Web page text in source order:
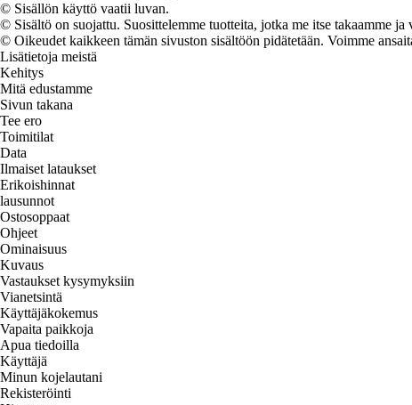
© Sisällön käyttö vaatii luvan.
© Sisältö on suojattu. Suosittelemme tuotteita, jotka me itse takaamme
© Oikeudet kaikkeen tämän sivuston sisältöön pidätetään. Voimme
Lisätietoja meistä
Kehitys
Mitä edustamme
Sivun takana
Tee ero
Toimitilat
Data
Ilmaiset lataukset
Erikoishinnat
lausunnot
Ostosoppaat
Ohjeet
Ominaisuus
Kuvaus
Vastaukset kysymyksiin
Vianetsintä
Käyttäjäkokemus
Vapaita paikkoja
Apua tiedoilla
Käyttäjä
Minun kojelautani
Rekisteröinti